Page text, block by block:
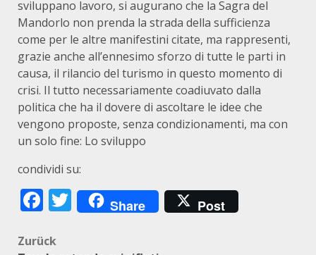
sviluppano lavoro, si augurano che la Sagra del
Mandorlo non prenda la strada della sufficienza
come per le altre manifestini citate, ma rappresenti,
grazie anche all’ennesimo sforzo di tutte le parti in
causa, il rilancio del turismo in questo momento di
crisi. Il tutto necessariamente coadiuvato dalla
politica che ha il dovere di ascoltare le idee che
vengono proposte, senza condizionamenti, ma con
un solo fine: Lo sviluppo
condividi su:
Facebook
Twitter
Share Post
Beitragsnavigation
Zurück